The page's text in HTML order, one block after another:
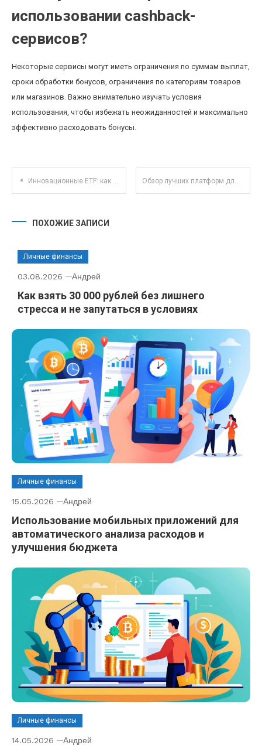
использовании cashback-
сервисов?
Некоторые сервисы могут иметь ограничения по суммам выплат,
сроки обработки бонусов, ограничения по категориям товаров
или магазинов. Важно внимательно изучать условия
использования, чтобы избежать неожиданностей и максимально
эффективно расходовать бонусы.
Навигация по записям
Инновационные ETF: как они меняют стратегию инвестирования на фондовом рынке Обзор лучших платформ для совместной работы в реальном времени в 2025 году
ПОХОЖИЕ ЗАПИСИ
Личные финансы
03.08.2026 Андрей
Как взять 30 000 рублей без лишнего
стресса и не запутаться в условиях
Личные финансы
15.05.2026 Андрей
Использование мобильных приложений для
автоматического анализа расходов и
улучшения бюджета
Личные финансы
14.05.2026 Андрей